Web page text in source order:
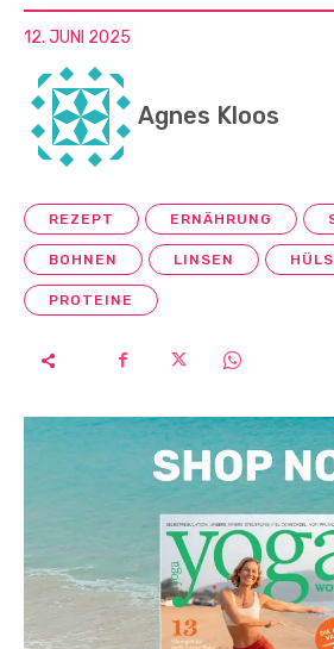
12. JUNI 2025
Agnes Kloos
REZEPT ERNÄHRUNG
BOHNEN LINSEN
PROTEINE